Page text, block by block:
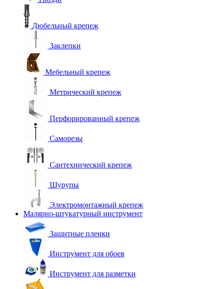
Дюбельный крепеж
Заклепки
Мебельный крепеж
Метрический крепеж
Перфорированный крепеж
Саморезы
Сантехнический крепеж
Шурупы
Электромонтажный крепеж
Малярно-штукатурный инструмент
Защитные пленки
Инструмент для обоев
Инструмент для разметки